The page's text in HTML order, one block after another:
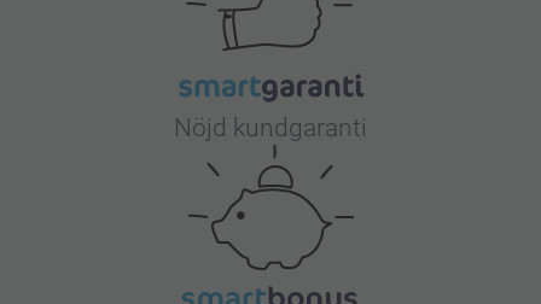
Nöjd kundgaranti